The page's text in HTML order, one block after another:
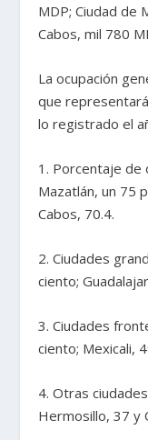
MDP; Ciudad de
Cabos, mil 780
La ocupación
que
lo registrado el
1. Porcentaje de
Mazatlán, un 75
Cabos, 70.4.
2. Ciudades
ciento;
3. Ciudades
ciento; Mexicali,
4. Otras
Hermosillo, 37 y